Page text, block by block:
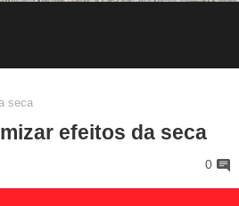
seca
efeitos da seca
0